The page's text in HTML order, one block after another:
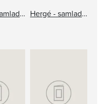
Hergé - samlade verk 19: Tintin i andra media Hergé - samlade verk 17: Tintin och alfabetskonsten